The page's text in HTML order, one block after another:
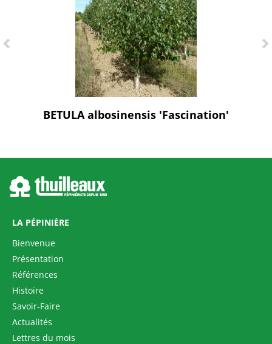
BETULA albosinensis 'Fascination'
LA PÉPINIÈRE
Bienvenue
Présentation
Références
Histoire
Savoir-Faire
Actualités
Lettres du mois